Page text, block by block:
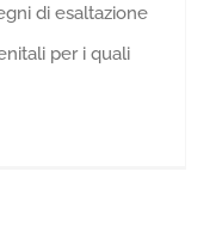
di esaltazione
per i quali